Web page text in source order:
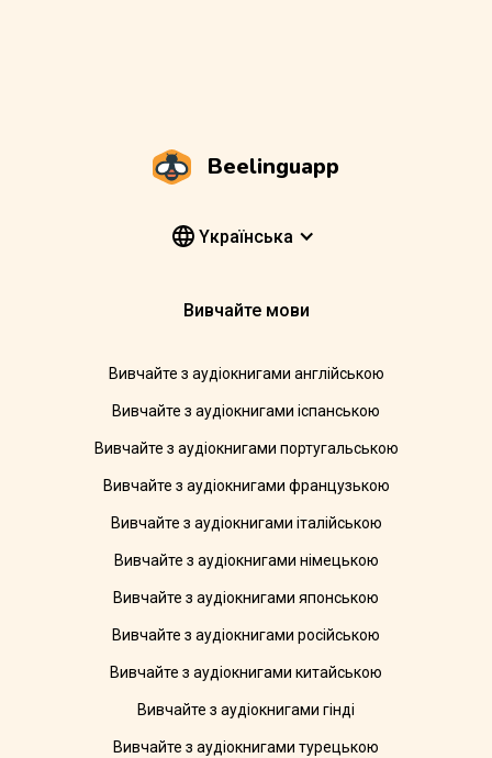
Beelinguapp
Yкраїнська
Вивчайте мови
Вивчайте з аудіокнигами англійською
Вивчайте з аудіокнигами іспанською
Вивчайте з аудіокнигами португальською
Вивчайте з аудіокнигами французькою
Вивчайте з аудіокнигами італійською
Вивчайте з аудіокнигами німецькою
Вивчайте з аудіокнигами японською
Вивчайте з аудіокнигами російською
Вивчайте з аудіокнигами китайською
Вивчайте з аудіокнигами гінді
Вивчайте з аудіокнигами турецькою